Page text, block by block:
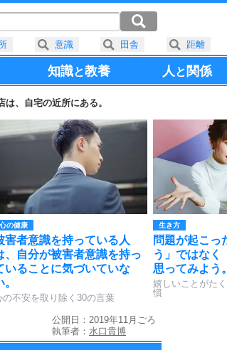
知識と教養 人と 関係
は、自宅の近所にある。
心の健康
害者意識を持っている人
、自分が被害者意識を持っ
いることに気づいていな
。
の不安を取り除く30の言葉
生き方
問題が起こっ
う」ではなく
思ってみよう。
嬉しいことがた
慣
公開日：2019年11月ごろ
執筆者： 水口貴博
意識 田舎 距離